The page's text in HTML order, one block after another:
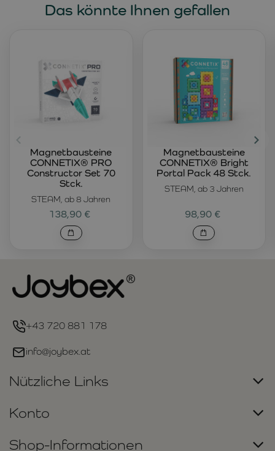
Das könnte Ihnen gefallen
STEAM, ab 8 Jahren
Magnetbausteine
CONNETIX® PRO
Constructor Set 70
Stck.
138,90 €
STEAM, ab 3 Jahren
Magnetbausteine
CONNETIX® Bright
Portal Pack 48 Stck.
98,90 €
+43 720 881 178
info@joybex.at
Nützliche Links
Konto
Shop-Informationen